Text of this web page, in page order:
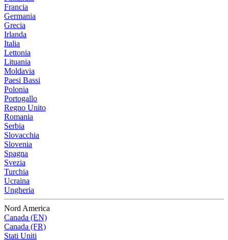
Francia
Germania
Grecia
Irlanda
Italia
Lettonia
Lituania
Moldavia
Paesi Bassi
Polonia
Portogallo
Regno Unito
Romania
Serbia
Slovacchia
Slovenia
Spagna
Svezia
Turchia
Ucraina
Ungheria
Nord America
Canada (EN)
Canada (FR)
Stati Uniti